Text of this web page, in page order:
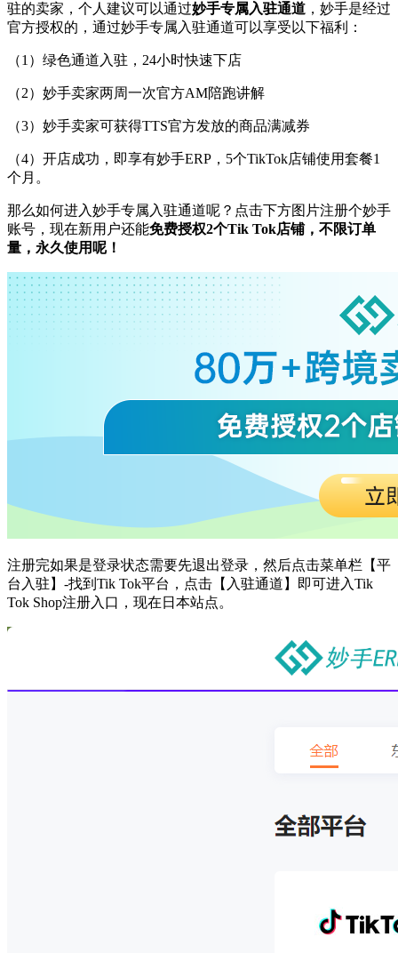
驻的卖家， 个人建议可以通过妙手专属入驻通道 ， 妙手是经过
官方授权的，通过妙手专属入驻通道可以享受以下福利：
（1 ） 绿色通道入驻， 24小时快速下店
（2） 妙手卖家两周一次官方AM陪跑讲解
（3） 妙手卖家可获得TTS官方发放的商品满减券
（4） 开店成功，即享有妙手ERP，5个TikTok店铺使用套餐1
个月。
那么如何进入妙手专属入驻通道呢？点击下方图片注册个妙手
账号，现在新用户还能免费授权2个Tik Tok店铺，不限订单
量，永久使用呢！
注册完如果是登录状态需要先退出登录，然后点击菜单栏【平
台入驻】 -找到Tik Tok平台，点击【入驻通道】即可进入Tik
Tok Shop注册入口，现在日本站点。